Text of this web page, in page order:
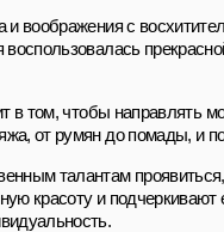
и воображения с
воспользовалась
в том, чтобы направлять
от румян до помады, и
талантам
красоту и